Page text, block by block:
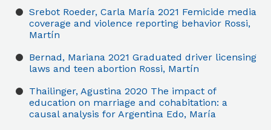
Srebot Roeder, Carla María 2021 Femicide media
coverage and violence reporting behavior Rossi,
Martín
Bernad, Mariana 2021 Graduated driver licensing
laws and teen abortion Rossi, Martín
Thailinger, Agustina 2020 The impact of
education on marriage and cohabitation: a
causal analysis for Argentina Edo, María